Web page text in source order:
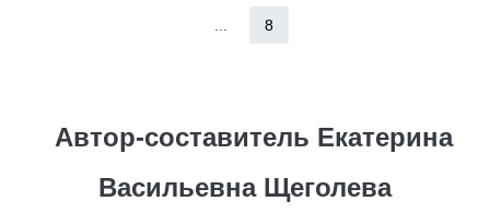
8
Автор-составитель Екатерина
Васильевна Щеголева